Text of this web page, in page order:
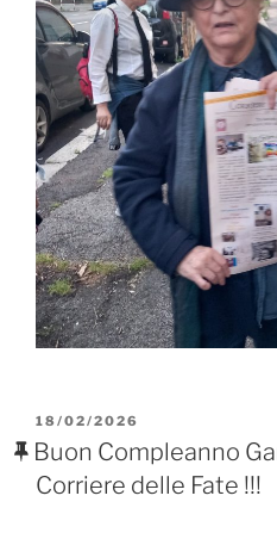
PUBBLICATO
IL
18/02/2026
Buon Compleanno
Corriere delle Fate !!!